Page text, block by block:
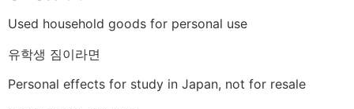
Used household goods for personal use
유학생 짐이라면
Personal effects for study in Japan, not for resale